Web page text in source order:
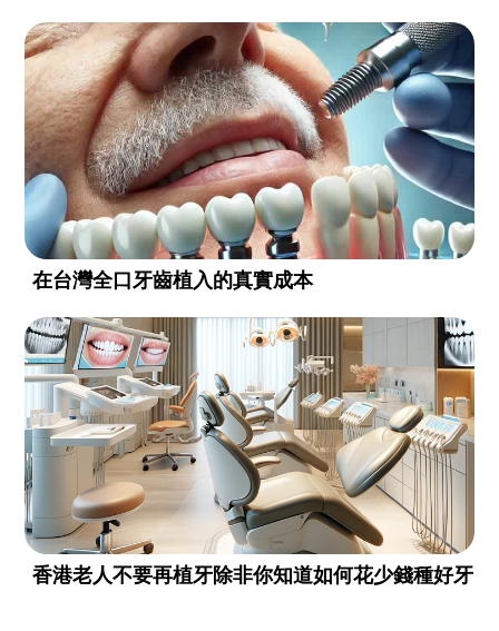
在台灣全口牙齒植入的真實成本
香港老人不要再植牙除非你知道如何花少錢種好牙